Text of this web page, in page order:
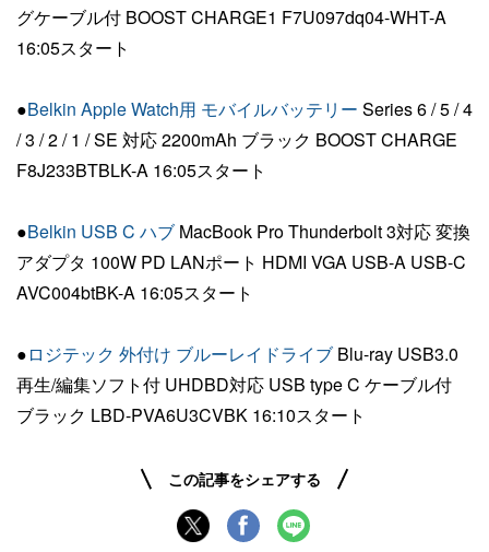
グケーブル付 BOOST CHARGE1 F7U097dq04-WHT-A
16:05スタート
●Belkin Apple Watch用 モバイルバッテリー Series 6 / 5 / 4
/ 3 / 2 / 1 / SE 対応 2200mAh ブラック BOOST CHARGE
F8J233BTBLK-A 16:05スタート
●Belkin USB C ハブ MacBook Pro Thunderbolt 3対応 変換
アダプタ 100W PD LANポート HDMI VGA USB-A USB-C
AVC004btBK-A 16:05スタート
●ロジテック 外付け ブルーレイドライブ Blu-ray USB3.0
再生/編集ソフト付 UHDBD対応 USB type C ケーブル付
ブラック LBD-PVA6U3CVBK 16:10スタート
この記事をシェアする